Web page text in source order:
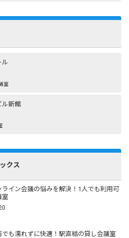
ル
室
ル新館
クス
ライン会議の悩みを解決！1人でも利用可
室
でも濡れずに快適！駅直結の貸し会議室